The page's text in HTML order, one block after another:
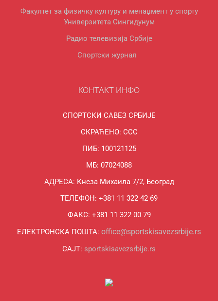
Факултет за физичку културу и менаџмент у спорту
Универзитета Сингидунум
Радио телевизија Србије
Спортски журнал
КОНТАКТ ИНФО
СПОРТСКИ САВЕЗ СРБИЈЕ
СКРАЋЕНО: ССС
ПИБ: 100121125
МБ: 07024088
АДРЕСА: Кнеза Михаила 7/2, Београд
ТЕЛЕФОН: +381 11 322 42 69
ФАКС: +381 11 322 00 79
ЕЛЕКТРОНСКА ПОШТА: office@sportskisavezsrbije.rs
САЈТ: sportskisavezsrbije.rs